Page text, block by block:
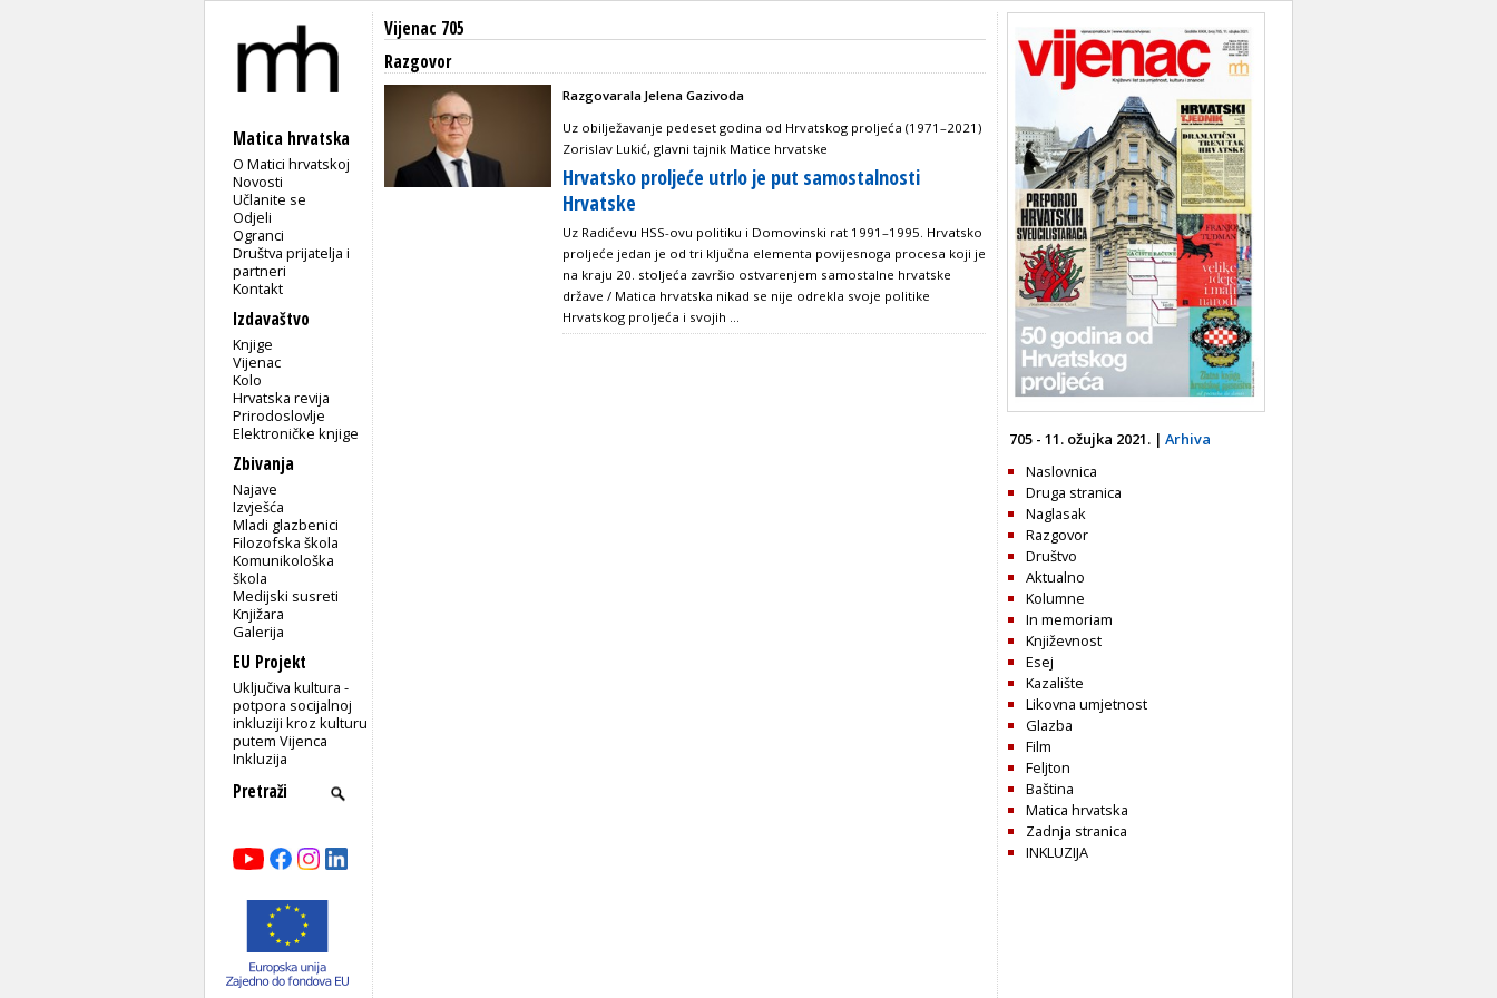
Matica hrvatska
O Matici hrvatskoj
Novosti
Učlanite se
Odjeli
Ogranci
Društva prijatelja i
partneri
Kontakt
Izdavaštvo
Knjige
Vijenac
Kolo
Hrvatska revija
Prirodoslovlje
Elektroničke knjige
Zbivanja
Najave
Izvješća
Mladi glazbenici
Filozofska škola
Komunikološka
škola
Medijski susreti
Knjižara
Galerija
EU Projekt
Uključiva kultura -
potpora socijalnoj
inkluziji kroz kulturu
putem Vijenca
Inkluzija
Vijenac 705
Razgovor
Razgovarala Jelena Gazivoda
Uz obilježavanje pedeset godina od Hrvatskog proljeća (1971–2021)
Zorislav Lukić, glavni tajnik Matice hrvatske
Hrvatsko proljeće utrlo je put samostalnosti
Hrvatske
Uz Radićevu HSS-ovu politiku i Domovinski rat 1991–1995. Hrvatsko
proljeće jedan je od tri ključna elementa povijesnoga procesa koji je
na kraju 20. stoljeća završio ostvarenjem samostalne hrvatske
države / Matica hrvatska nikad se nije odrekla svoje politike
Hrvatskog proljeća i svojih ...
705 - 11. ožujka 2021. | Arhiva
Naslovnica
Druga stranica
Naglasak
Razgovor
Društvo
Aktualno
Kolumne
In memoriam
Književnost
Esej
Kazalište
Likovna umjetnost
Glazba
Film
Feljton
Baština
Matica hrvatska
Zadnja stranica
INKLUZIJA